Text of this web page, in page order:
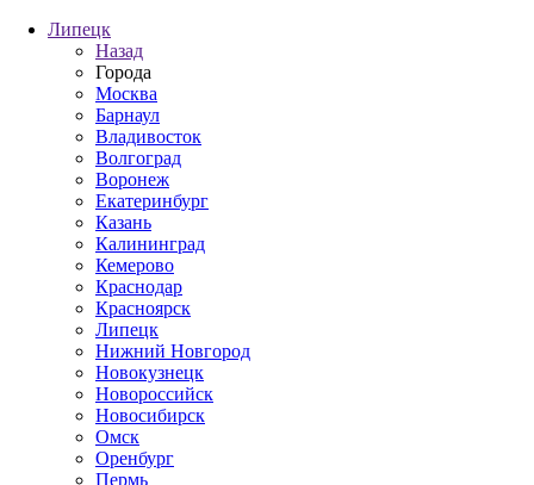
Липецк
Назад
Города
Москва
Барнаул
Владивосток
Волгоград
Воронеж
Екатеринбург
Казань
Калининград
Кемерово
Краснодар
Красноярск
Липецк
Нижний Новгород
Новокузнецк
Новороссийск
Новосибирск
Омск
Оренбург
Пермь